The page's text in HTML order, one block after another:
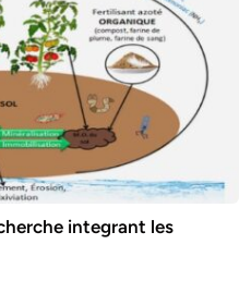
integrant les